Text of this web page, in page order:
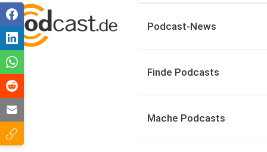
Podcast-News
Finde Podcasts
Mache Podcasts